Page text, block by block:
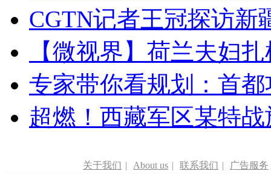
CGTN记者王冠探访新
【微视界】荷兰夫妇
专家带你看规划：首
超燃！西藏军区某特
关于我们 | About us | 联系我们 | 广告服务